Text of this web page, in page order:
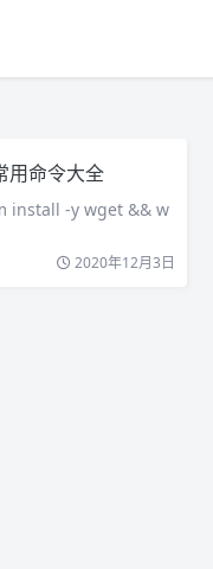
用命令大全
install -y wget && w
2020年12月3日